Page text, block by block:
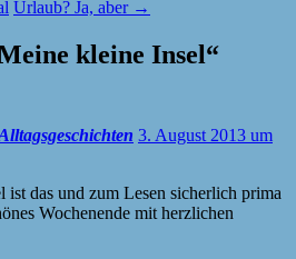
Urlaub? Ja, aber →
kleine Insel“
3. August 2013 um
ist das und zum Lesen sicherlich prima
Wochenende mit herzlichen